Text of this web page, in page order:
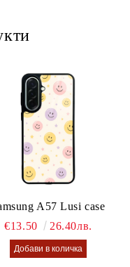
A57 Lusi case
€13.50
26.40лв.